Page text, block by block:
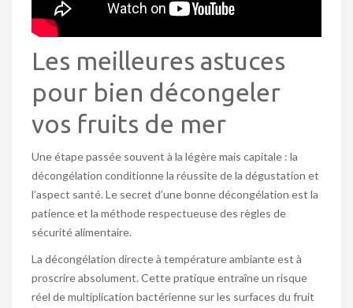
Les meilleures astuces
pour bien décongeler
vos fruits de mer
Une étape passée souvent à la légère mais capitale : la
décongélation conditionne la réussite de la dégustation et
l’aspect santé. Le secret d’une bonne décongélation est la
patience et la méthode respectueuse des règles de
sécurité alimentaire.
La décongélation directe à température ambiante est à
proscrire absolument. Cette pratique entraîne un risque
réel de multiplication bactérienne sur les surfaces du fruit